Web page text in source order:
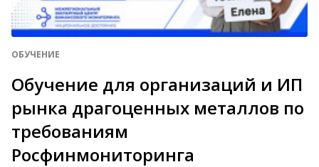
ОБУЧЕНИЕ
Обучение для организаций и ИП
рынка драгоценных металлов по
требованиям
Росфинмониторинга